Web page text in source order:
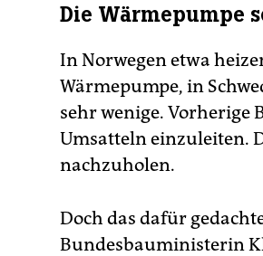
Die Wärmepumpe
In Norwegen etwa
Wärmepumpe, in
sehr wenige. Vorherige
Umsatteln einzuleiten.
nachzuholen.
Doch das dafür
Bundesbauministerin